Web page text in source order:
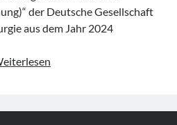
der Deutsche Gesellschaft
aus dem Jahr 2024
Verletzungen